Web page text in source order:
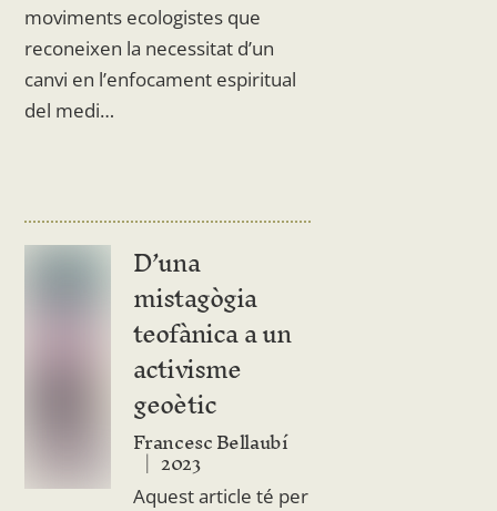
moviments ecologistes que
reconeixen la necessitat d’un
canvi en l’enfocament espiritual
del medi…
D’una
mistagògia
teofànica a un
activisme
geoètic
Francesc Bellaubí
2023
Aquest article té per